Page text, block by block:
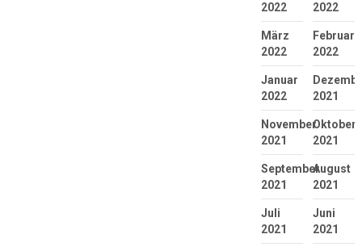
2022
2022
März
2022
Februar
2022
Januar
2022
2021
November
2021
Oktober
2021
September
2021
August
2021
Juli
2021
Juni
2021